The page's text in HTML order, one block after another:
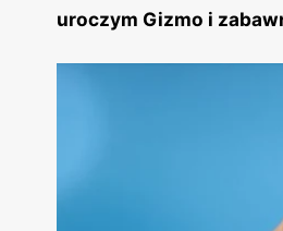
uroczym Gizmo i